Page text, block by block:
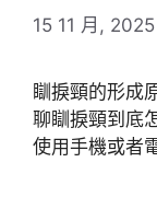
15 11 月, 2025
瞓捩頸的形成
聊瞓捩頸到底
使用手機或者